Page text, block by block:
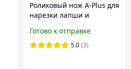
Роликовый нож A-Plus для
нарезки лапши и
Готово к отправке
5.0 (3)